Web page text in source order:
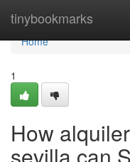
tinybookmarks
Home
Home
1
How